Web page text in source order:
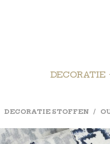
DECORATIE
DECORATIE STOFFEN